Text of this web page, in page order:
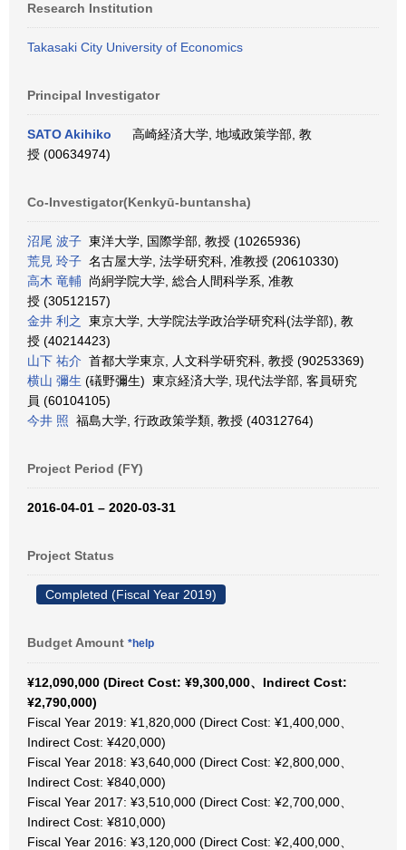
Research Institution
Takasaki City University of Economics
Principal Investigator
SATO Akihiko
高崎経済大学, 地域政策学部, 教
授 (00634974)
Co-Investigator(Kenkyū-buntansha)
沼尾 波子 東洋大学, 国際学部, 教授 (10265936)
荒見 玲子 名古屋大学, 法学研究科, 准教授 (20610330)
高木 竜輔 尚絅学院大学, 総合人間科学系, 准教
授 (30512157)
金井 利之
東京大学, 大学院法学政治学研究科(法学部), 教
授 (40214423)
山下 祐介 首都大学東京, 人文科学研究科, 教授 (90253369)
横山 彌生 (礒野彌生) 東京経済大学, 現代法学部, 客員研究
員 (60104105)
今井 照 福島大学, 行政政策学類, 教授 (40312764)
Project Period (FY)
2016-04-01 – 2020-03-31
Project Status
Completed (Fiscal Year 2019)
Budget Amount *help
¥12,090,000 (Direct Cost: ¥9,300,000、Indirect Cost:
¥2,790,000)
Fiscal Year 2019: ¥1,820,000 (Direct Cost: ¥1,400,000、
Indirect Cost: ¥420,000)
Fiscal Year 2018: ¥3,640,000 (Direct Cost: ¥2,800,000、
Indirect Cost: ¥840,000)
Fiscal Year 2017: ¥3,510,000 (Direct Cost: ¥2,700,000、
Indirect Cost: ¥810,000)
Fiscal Year 2016: ¥3,120,000 (Direct Cost: ¥2,400,000、